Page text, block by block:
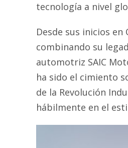
tecnología a nivel
Desde sus inicios
combinando su
automotriz SAIC
ha sido el cimiento
de la Revolución
hábilmente en el